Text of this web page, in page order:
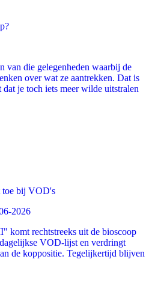
van die gelegenheden waarbij de
over wat ze aantrekken. Dat is
je toch iets meer wilde uitstralen
toe bij VOD's
2026
komt rechtstreeks uit de bioscoop
VOD-lijst en verdringt
de koppositie. Tegelijkertijd blijven